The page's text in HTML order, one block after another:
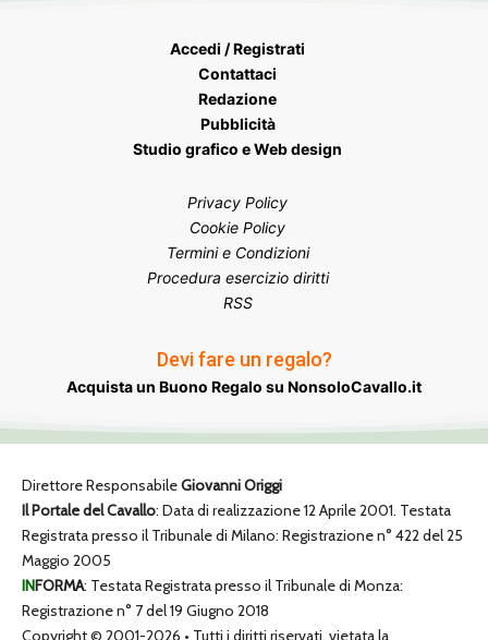
Accedi / Registrati
Contattaci
Redazione
Pubblicità
Studio grafico e Web design
Privacy Policy
Cookie Policy
Termini e Condizioni
Procedura esercizio diritti
RSS
Devi fare un regalo?
Acquista un Buono Regalo su NonsoloCavallo.it
Direttore ResponsabileGiovanni Origgi
Il Portale del Cavallo: Data di realizzazione 12 Aprile 2001. Testata
Registrata presso il Tribunale di Milano: Registrazione n° 422 del 25
Maggio 2005
INFORMA: Testata Registrata presso il Tribunale di Monza:
Registrazione n° 7 del 19 Giugno 2018
Copyright © 2001-2026 • Tutti i diritti riservati, vietata la